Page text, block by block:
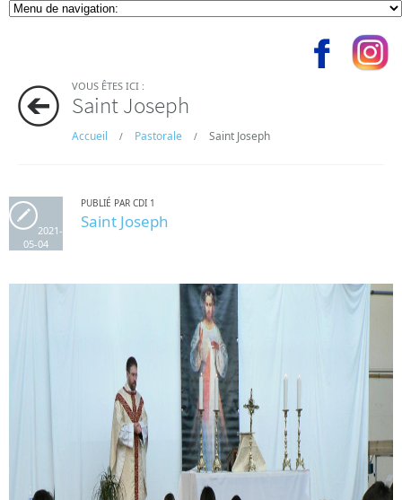
VOUS ÊTES ICI :
Saint Joseph
Accueil / Pastorale / Saint Joseph
2021-
05-04
PUBLIÉ PAR CDI 1
Saint Joseph